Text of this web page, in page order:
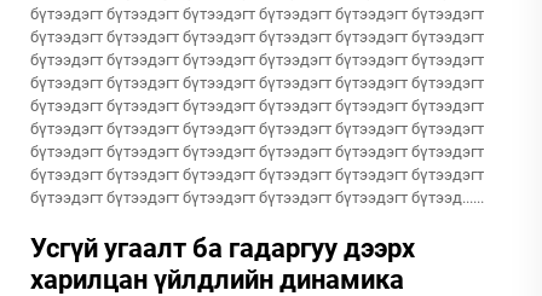
бүтээдэгт бүтээдэгт бүтээдэгт бүтээдэгт бүтээдэгт бүтээдэгт
бүтээдэгт бүтээдэгт бүтээдэгт бүтээдэгт бүтээдэгт бүтээдэгт
бүтээдэгт бүтээдэгт бүтээдэгт бүтээдэгт бүтээдэгт бүтээдэгт
бүтээдэгт бүтээдэгт бүтээдэгт бүтээдэгт бүтээдэгт бүтээдэгт
бүтээдэгт бүтээдэгт бүтээдэгт бүтээдэгт бүтээдэгт бүтээдэгт
бүтээдэгт бүтээдэгт бүтээдэгт бүтээдэгт бүтээдэгт бүтээдэгт
бүтээдэгт бүтээдэгт бүтээдэгт бүтээдэгт бүтээдэгт бүтээдэгт
бүтээдэгт бүтээдэгт бүтээдэгт бүтээдэгт бүтээдэгт бүтээдэгт
бүтээдэгт бүтээдэгт бүтээдэгт бүтээдэгт бүтээдэгт бүтээд......
Усгүй угаалт ба гадаргуу дээрх
харилцан үйлдлийн динамика